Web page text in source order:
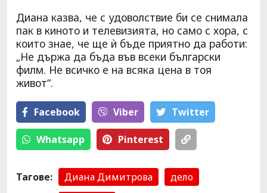
Диана казва, че с удоволствие би се снимала
пак в киното и телевизията, но само с хора, с
които знае, че ще ѝ бъде приятно да работи:
„Не държа да бъда във всеки български
филм. Не всичко е на всяка цена в тоя
живот“.
Facebook Viber Тwitter
Whatsapp Pinterest
Тагове: Диана Димитрова
дело